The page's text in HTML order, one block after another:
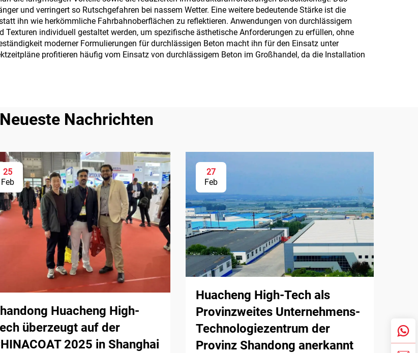
und verringert so Rutschgefahren bei nassem Wetter. Eine weitere bedeutende Stärke ist die
ihn wie herkömmliche Fahrbahnoberflächen zu reflektieren. Anwendungen von durchlässigem
individuell gestaltet werden, um spezifische ästhetische Anforderungen zu erfüllen, ohne
moderner Formulierungen für durchlässigen Beton macht ihn für den Einsatz unter
profitieren häufig vom Einsatz von durchlässigem Beton im Großhandel, da die Installation
Neueste Nachrichten
25
Feb
Huacheng High-
überzeugt auf der
2025 in Shanghai
27
Feb
Huacheng High-Tech als
Provinzweites Unternehmens-
Technologiezentrum der
Provinz Shandong anerkannt